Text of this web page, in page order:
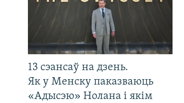
13 сэансаў на дзень.
Як у Менску паказваюць
«Адысэю» Нолана і якім